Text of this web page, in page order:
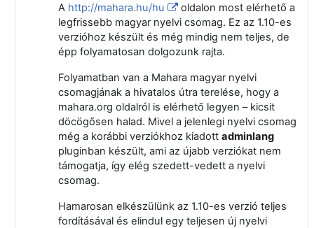
A http://mahara.hu/hu
oldalon most elérhető a
legfrissebb magyar nyelvi csomag. Ez az 1.10-es
verzióhoz készült és még mindig nem teljes, de
épp folyamatosan dolgozunk rajta.
Folyamatban van a Mahara magyar nyelvi
csomagjának a hivatalos útra terelése, hogy a
mahara.org oldalról is elérhető legyen – kicsit
döcögősen halad. Mivel a jelenlegi nyelvi csomag
még a korábbi verziókhoz kiadott adminlang
pluginban készült, ami az újabb verziókat nem
támogatja, így elég szedett-vedett a nyelvi
csomag.
Hamarosan elkészülünk az 1.10-es verzió teljes
fordításával és elindul egy teljesen új nyelvi